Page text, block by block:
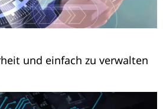
und einfach zu verwalten